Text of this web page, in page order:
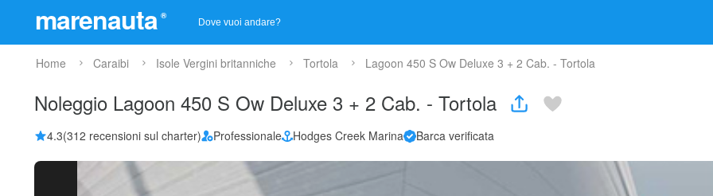
marenauta ®
Home Caraibi Isole Vergini britanniche Tortola Lagoon 450 S Ow Deluxe 3 + 2 Cab. - Tortola
Noleggio Lagoon 450 S Ow Deluxe 3 + 2 Cab. - Tortola
4.3(312 recensioni sul charter) Professionale Hodges Creek Marina Barca verificata